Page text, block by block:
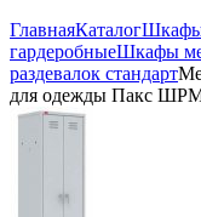
ГлавнаяКаталогШкафы
гардеробныеШкафы
раздевалок стандарт
для одежды Пакс